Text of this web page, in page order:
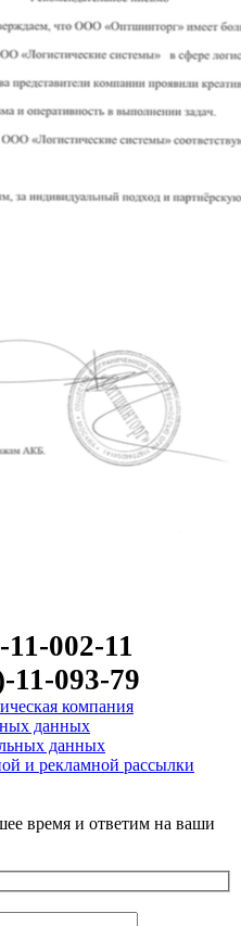
002-11
093-79
компания
данных
данных
и рекламной рассылки
время и ответим на ваши